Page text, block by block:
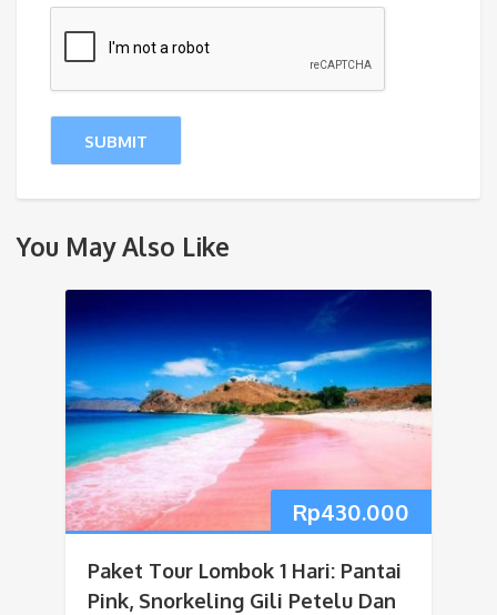
You May Also Like
Rp430.000
Paket Tour Lombok 1 Hari: Pantai
Pink, Snorkeling Gili Petelu Dan